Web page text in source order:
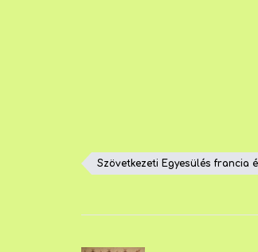
Szövetkezeti Egyesülés francia